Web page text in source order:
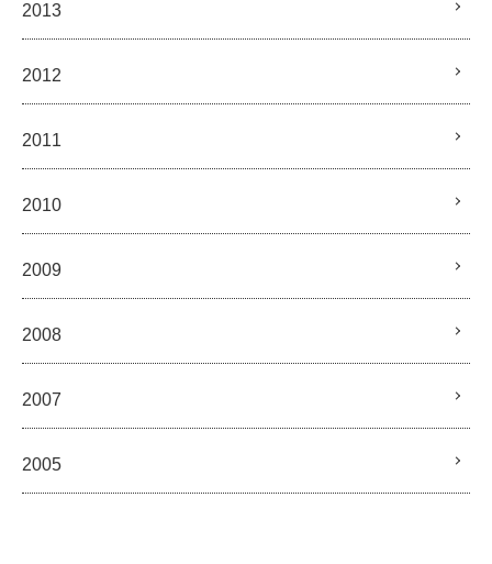
2013
2012
2011
2010
2009
2008
2007
2005